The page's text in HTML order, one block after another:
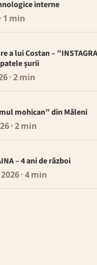
interne
1 min
a lui Costan –
șurii
· 2 min
mohican” din Măleni
· 2 min
– 4 ani de război
· 4 min